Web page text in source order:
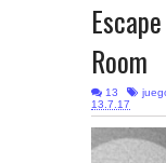
Room
13
13.7.17